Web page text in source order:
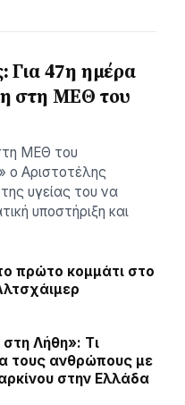
Για 47η ημέρα
στη ΜΕΘ του
ΜΕΘ του
ο Αριστοτέλης
υγείας του να
υποστήριξη και
πρώτο κομμάτι στο
Λήθη»: Τι
τους ανθρώπους με
στην Ελλάδα